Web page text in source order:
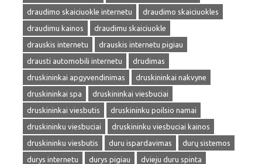
draudimo skaiciuokle internetu
draudimo skaiciuokles
draudimu kainos
draudimu skaiciuokle
drauskis internetu
drauskis internetu pigiau
drausti automobili internetu
drudimas
druskininkai apgyvendinimas
druskininkai nakvyne
druskininkai spa
druskininkai viesbuciai
druskininkai viesbutis
druskininku poilsio namai
druskininku viesbuciai
druskininku viesbuciai kainos
druskininku viesbutis
duru ispardavimas
durų sistemos
durys internetu
durys pigiau
dvieju duru spinta